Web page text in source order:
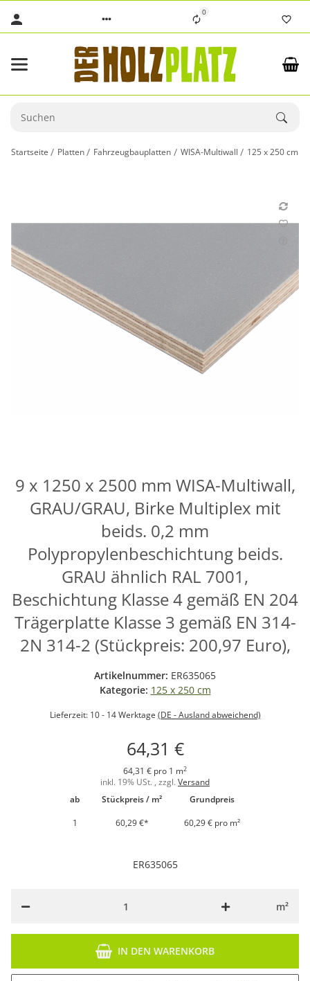
0
Startseite Platten Fahrzeugbauplatten WISA-Multiwall 125 x 250 cm
9 x 1250 x 2500 mm WISA-Multiwall,
GRAU/GRAU, Birke Multiplex mit
beids. 0,2 mm
Polypropylenbeschichtung beids.
GRAU ähnlich RAL 7001,
Beschichtung Klasse 4 gemäß EN 204
Trägerplatte Klasse 3 gemäß EN 314-
2N 314-2 (Stückpreis: 200,97 Euro),
Artikelnummer: ER635065
Kategorie: 125 x 250 cm
Lieferzeit: 10 - 14 Werktage (DE - Ausland abweichend)
64,31 €
64,31 € pro 1 m2
inkl. 19% USt. , zzgl. Versand
ab
Stückpreis / m²
Grundpreis
1
60,29 €* 60,29 € pro m²
ER635065
m²
IN DEN WARENKORB